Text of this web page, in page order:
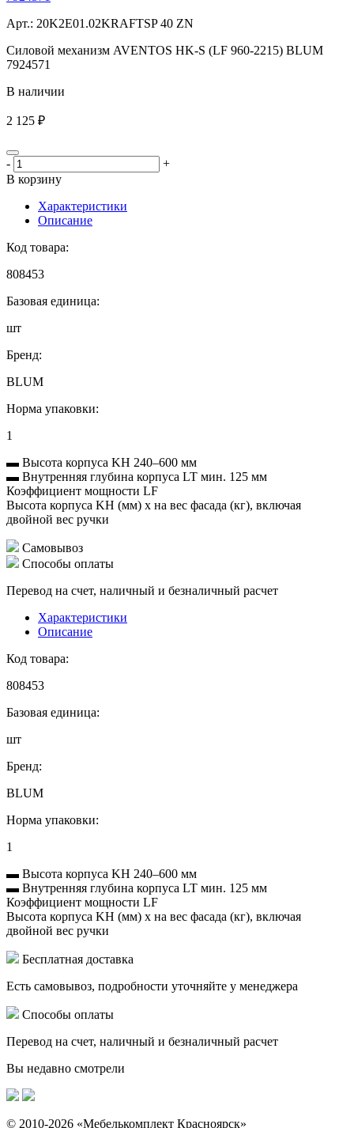
Aрт.: 20K2E01.02KRAFTSP 40 ZN
Силовой механизм AVENTOS HK-S (LF 960-2215) BLUM
7924571
В наличии
2 125 ₽
-
+
В корзину
Характеристики
Описание
Код товара:
808453
Базовая единица:
шт
Бренд:
BLUM
Норма упаковки:
1
▬ Высота корпуса KH 240–600 мм
▬ Внутренняя глубина корпуса LT мин. 125 мм
Коэффициент мощности LF
Высота корпуса KH (мм) x на вес фасада (кг), включая
двойной вес ручки
Самовывоз
Способы оплаты
Перевод на счет, наличный и безналичный расчет
Характеристики
Описание
Код товара:
808453
Базовая единица:
шт
Бренд:
BLUM
Норма упаковки:
1
▬ Высота корпуса KH 240–600 мм
▬ Внутренняя глубина корпуса LT мин. 125 мм
Коэффициент мощности LF
Высота корпуса KH (мм) x на вес фасада (кг), включая
двойной вес ручки
Бесплатная доставка
Есть самовывоз, подробности уточняйте у менеджера
Способы оплаты
Перевод на счет, наличный и безналичный расчет
Вы недавно смотрели
© 2010-2026 «Мебелькомплект Красноярск»